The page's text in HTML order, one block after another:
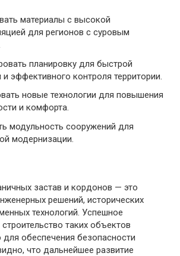
материалы с высокой
для регионов с суровым
планировку для быстрой
и эффективного контроля территории.
новые технологии для повышения
и комфорта.
модульность сооружений для
модернизации.
застав и кордонов — это
решений, исторических
технологий. Успешное
таких объектов
для обеспечения безопасности
что дальнейшее развитие